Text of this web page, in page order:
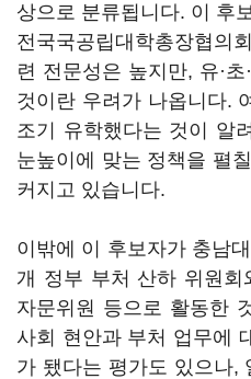
상으로 분류됩니다. 이 후
전국국공립대학총장협의
련 전문성은 높지만, 유·
것이란 우려가 나옵니다.
조기 유학했다는 것이 알
눈높이에 맞는 정책을 펼
커지고 있습니다.
이밖에 이 후보자가 충남
개 정부 부처 산하 위원회
자문위원 등으로 활동한
사회 현안과 부처 업무에
가 됐다는 평가도 있으나,